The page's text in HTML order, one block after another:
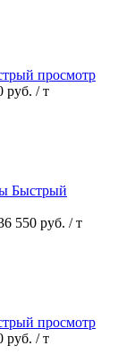
просмотр
руб. / т
Быстрый
550 руб. / т
просмотр
руб. / т